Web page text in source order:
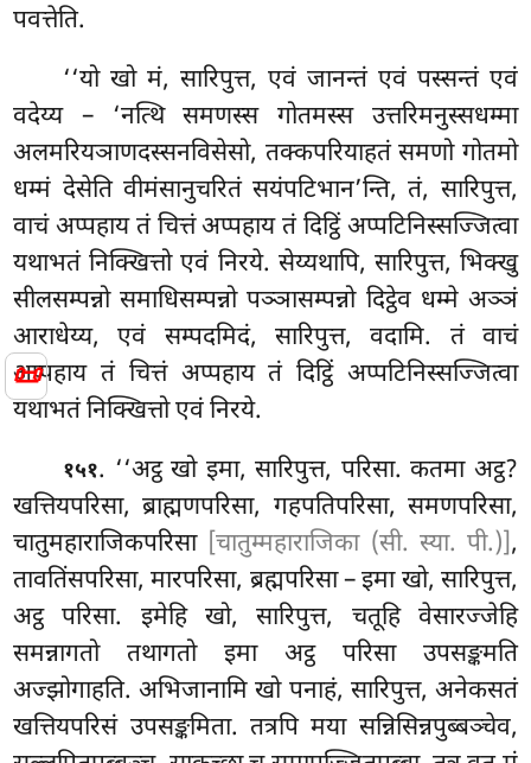
📜
पवत्तेति.
‘‘यो खो मं, सारिपुत्त, एवं जानन्तं एवं पस्सन्तं एवं
वदेय्य – ‘नत्थि समणस्स गोतमस्स उत्तरिमनुस्सधम्मा
अलमरियञाणदस्सनविसेसो, तक्कपरियाहतं समणो गोतमो
धम्मं देसेति वीमंसानुचरितं सयंपटिभान’न्ति, तं, सारिपुत्त,
वाचं अप्पहाय तं चित्तं अप्पहाय तं दिट्ठिं अप्पटिनिस्सज्जित्वा
यथाभतं निक्खित्तो एवं निरये. सेय्यथापि, सारिपुत्त, भिक्खु
सीलसम्पन्नो समाधिसम्पन्नो पञ्ञासम्पन्नो दिट्ठेव धम्मे अञ्ञं
आराधेय्य, एवं सम्पदमिदं, सारिपुत्त, वदामि. तं वाचं
अप्पहाय तं चित्तं अप्पहाय तं दिट्ठिं अप्पटिनिस्सज्जित्वा
यथाभतं निक्खित्तो एवं निरये.
१५१. ‘‘अट्ठ खो इमा, सारिपुत्त, परिसा. कतमा अट्ठ?
खत्तियपरिसा, ब्राह्मणपरिसा, गहपतिपरिसा, समणपरिसा,
चातुमहाराजिकपरिसा [चातुम्महाराजिका (सी. स्या. पी.)],
तावतिंसपरिसा, मारपरिसा, ब्रह्मपरिसा – इमा खो, सारिपुत्त,
अट्ठ परिसा. इमेहि खो, सारिपुत्त, चतूहि वेसारज्जेहि
समन्नागतो तथागतो इमा अट्ठ परिसा उपसङ्कमति
अज्झोगाहति. अभिजानामि खो पनाहं, सारिपुत्त, अनेकसतं
खत्तियपरिसं उपसङ्कमिता. तत्रपि मया सन्निसिन्नपुब्बञ्चेव,